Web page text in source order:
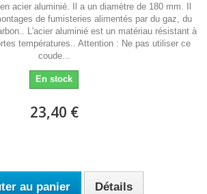
acier aluminié. Il a un diamètre de 180 mm. Il
de fumisteries alimentés par du gaz, du
L'acier aluminié est un matériau résistant à
températures.. Attention : Ne pas utiliser ce
coude...
En stock
23,40 €
au panier Détails